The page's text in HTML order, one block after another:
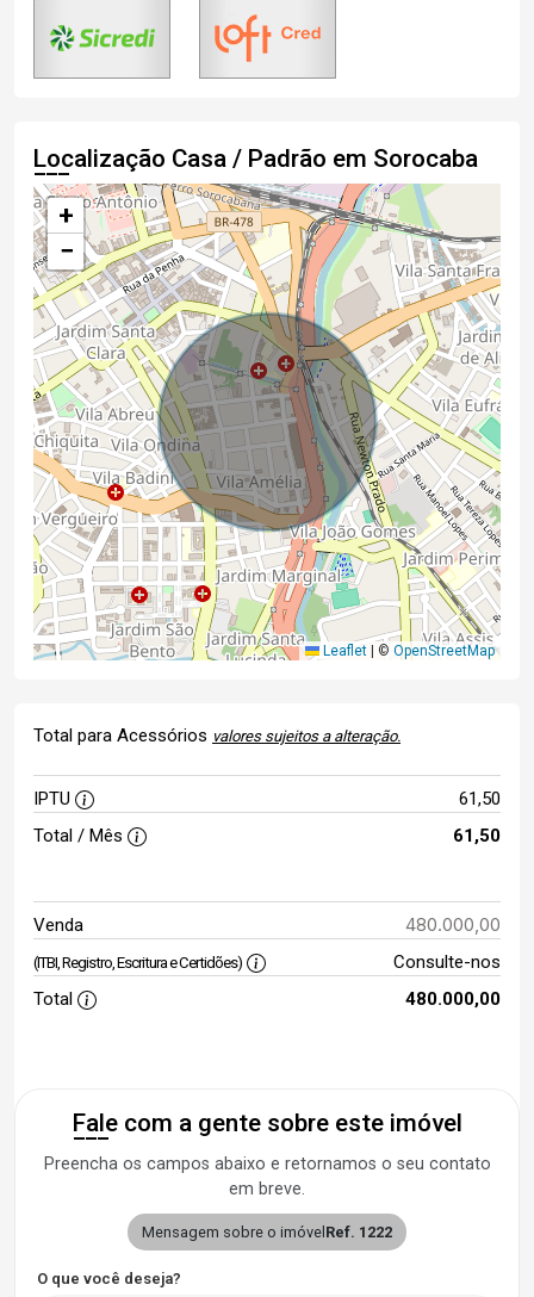
Localização Casa / Padrão em Sorocaba
+
−
Leaflet | © OpenStreetMap
Total para Acessórios valores sujeitos a alteração.
IPTU
61,50
Total / Mês
61,50
Venda 480.000,00
(ITBI, Registro, Escritura e Certidões)
Consulte-nos
Total
480.000,00
Fale com a gente sobre este imóvel
Preencha os campos abaixo e retornamos o seu contato
em breve.
Mensagem sobre o imóvelRef. 1222
O que você deseja?